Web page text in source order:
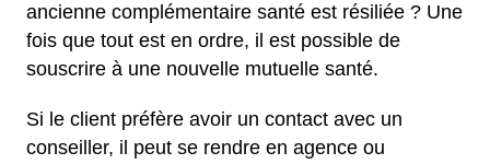
ancienne complémentaire santé est résiliée ? Une
fois que tout est en ordre, il est possible de
souscrire à une nouvelle mutuelle santé.
Si le client préfère avoir un contact avec un
conseiller, il peut se rendre en agence ou